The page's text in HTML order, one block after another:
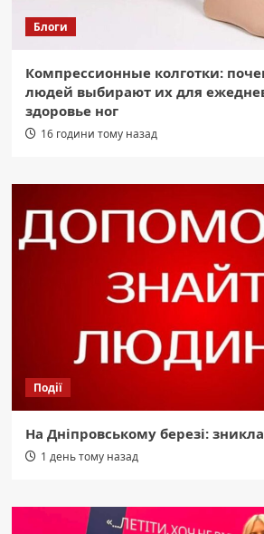
Блоги
Компрессионные колготки:
людей выбирают их для
здоровье ног
16 години тому назад
Події
На Дніпровському березі:
1 день тому назад